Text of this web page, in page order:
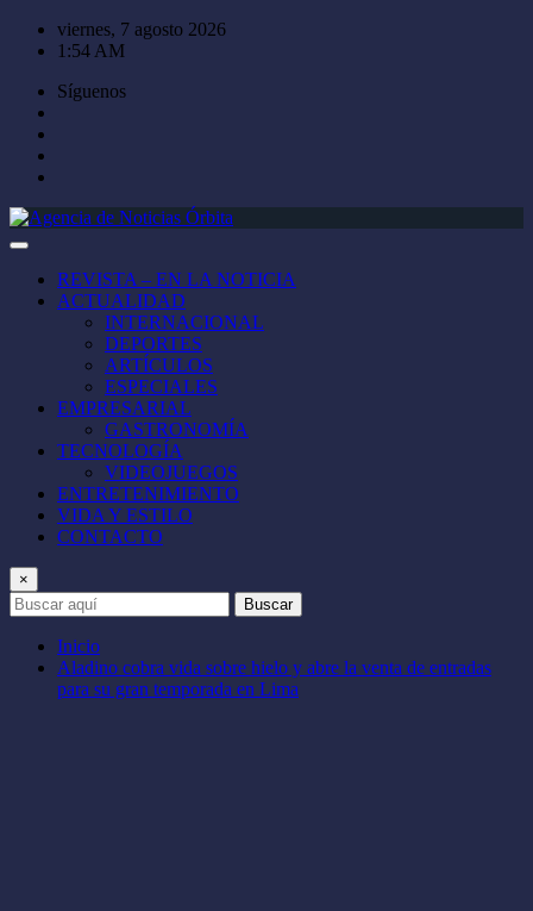
Saltar
viernes, 7 agosto 2026
1:54 AM
Síguenos
REVISTA – EN LA NOTICIA
ACTUALIDAD
INTERNACIONAL
DEPORTES
ARTÍCULOS
ESPECIALES
EMPRESARIAL
GASTRONOMÍA
TECNOLOGÍA
VIDEOJUEGOS
ENTRETENIMIENTO
VIDA Y ESTILO
CONTACTO
×
Buscar
Inicio
Aladino cobra vida sobre hielo y abre la venta de entradas
para su gran temporada en Lima